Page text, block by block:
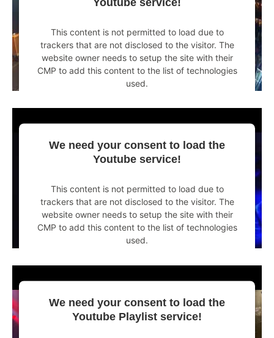
This content is not permitted to load due to
trackers that are not disclosed to the visitor. The
website owner needs to setup the site with their
CMP to add this content to the list of technologies
used.
We need your consent to load the
Youtube service!
This content is not permitted to load due to
trackers that are not disclosed to the visitor. The
website owner needs to setup the site with their
CMP to add this content to the list of technologies
used.
We need your consent to load the
Youtube Playlist service!